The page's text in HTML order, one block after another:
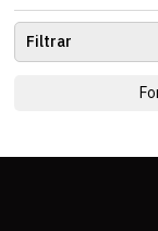
Filtrar